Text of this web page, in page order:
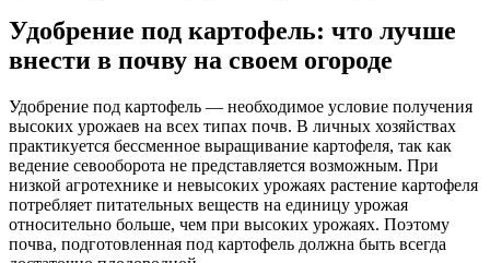
Удобрение под картофель: что лучше
внести в почву на своем огороде
Удобрение под картофель — необходимое условие получения
высоких урожаев на всех типах почв. В личных хозяйствах
практикуется бессменное выращивание картофеля, так как
ведение севооборота не представляется возможным. При
низкой агротехнике и невысоких урожаях растение картофеля
потребляет­ питательных веществ на единицу урожая
относительно больше, чем при высоких­ урожаях. Поэтому
почва, подготовленная под картофель должна быть всегда